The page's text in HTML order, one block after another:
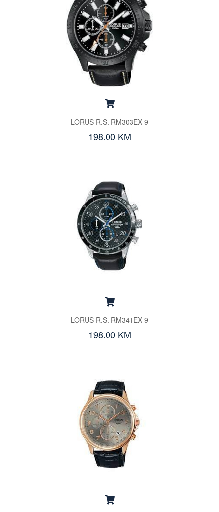
LORUS R.S. RM303EX-9
198.00 KM
LORUS R.S. RM341EX-9
198.00 KM